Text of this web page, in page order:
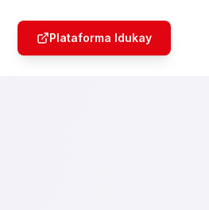
Plataforma Idukay